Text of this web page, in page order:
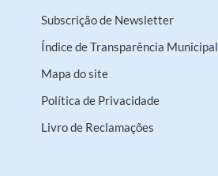
Subscrição de Newsletter
Índice de Transparência Municipal
Mapa do site
Política de Privacidade
Livro de Reclamações